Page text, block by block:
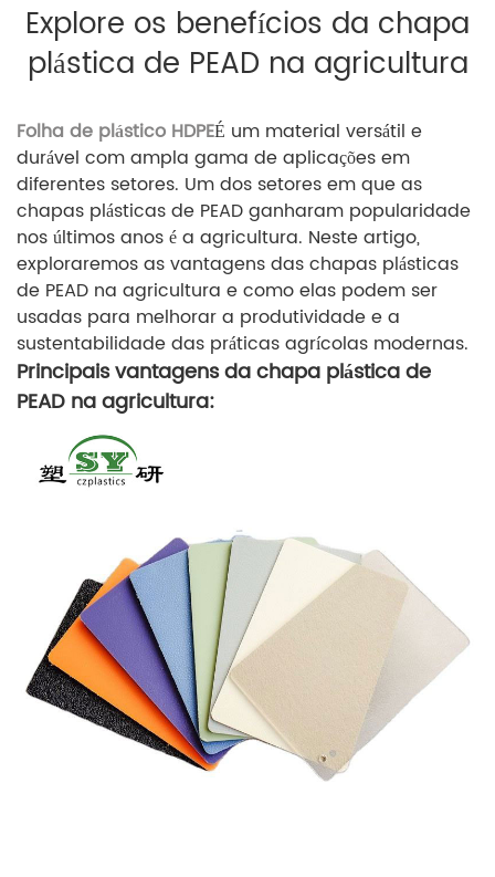
Explore os benefícios da chapa
plástica de PEAD na agricultura
Folha de plástico HDPEÉ um material versátil e
durável com ampla gama de aplicações em
diferentes setores. Um dos setores em que as
chapas plásticas de PEAD ganharam popularidade
nos últimos anos é a agricultura. Neste artigo,
exploraremos as vantagens das chapas plásticas
de PEAD na agricultura e como elas podem ser
usadas para melhorar a produtividade e a
sustentabilidade das práticas agrícolas modernas.
Principais vantagens da chapa plástica de
PEAD na agricultura: